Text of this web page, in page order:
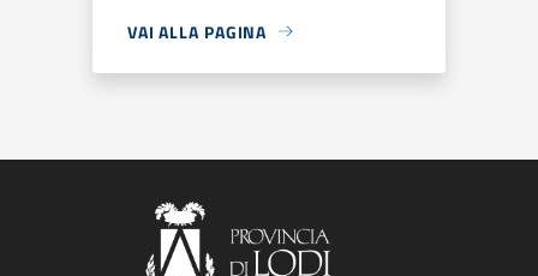
VAI ALLA PAGINA